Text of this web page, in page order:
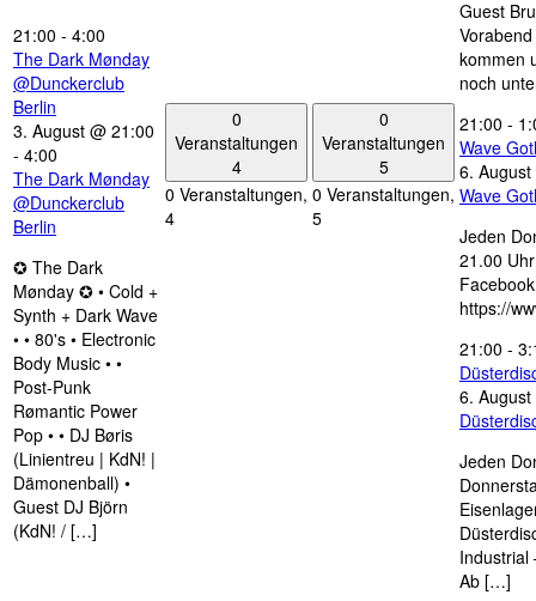
21:00 - 4:00
The Dark Mønday
@Dunckerclub
Berlin
3. August @ 21:00
- 4:00
The Dark Mønday
@Dunckerclub
Berlin
✪ The Dark
Mønday ✪ • Cold +
Synth + Dark Wave
• • 80's • Electronic
Body Music • •
Post-Punk
Rømantic Power
Pop • • DJ Børis
(Linientreu | KdN! |
Dämonenball) •
Guest DJ Björn
(KdN! / […]
0
Veranstaltungen
4
0 Veranstaltungen,
4
0
Veranstaltungen
5
0 Veranstaltungen,
5
Guest
kommen
noch
21:00 -
Wave
6.
Wave
Jeden
21.00
https://
21:00 -
6.
Jeden
Industrial
Ab […]